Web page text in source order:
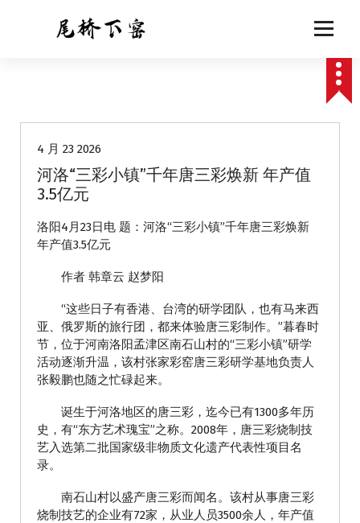
4 月 23 2026
河洛“三彩小镇”千年唐三彩焕新 年产值
3.5亿元
洛阳4月23日电 题：河洛“三彩小镇”千年唐三彩焕新
年产值3.5亿元
作者 韩章云 赵梦阳
“这些日子有香港、台湾的研学团队，也有马来西
亚、俄罗斯的旅行团，都来体验唐三彩制作。”暮春时
节，位于河南洛阳孟津区南石山村的“三彩小镇”研学
活动逐渐升温，该村张家彩窑唐三彩研学基地负责人
张毅鹏也随之忙碌起来。
诞生于河洛地区的唐三彩，迄今已有1300多年历
史，有“东方艺术瑰宝”之称。2008年，唐三彩烧制技
艺入选第二批国家级非物质文化遗产代表性项目名
录。
南石山村以盛产唐三彩而闻名。该村从事唐三彩
烧制技艺的企业有72家，从业人员3500余人，年产值